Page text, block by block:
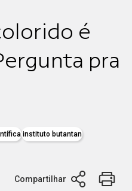
é
pra
instituto butantan
Compartilhar